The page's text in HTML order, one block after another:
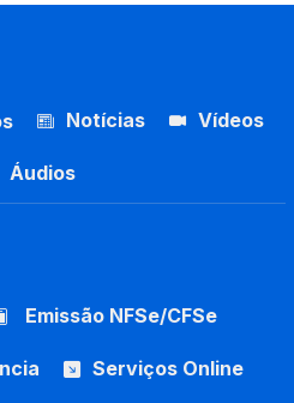
Notícias Vídeos
Áudios
Emissão NFSe/CFSe
Serviços Online